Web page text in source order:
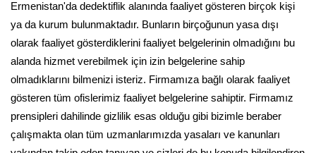
Ermenistan'da dedektiflik alanında faaliyet gösteren birçok kişi
ya da kurum bulunmaktadır. Bunların birçoğunun yasa dışı
olarak faaliyet gösterdiklerini faaliyet belgelerinin olmadığını bu
alanda hizmet verebilmek için izin belgelerine sahip
olmadıklarını bilmenizi isteriz. Firmamıza bağlı olarak faaliyet
gösteren tüm ofislerimiz faaliyet belgelerine sahiptir. Firmamız
prensipleri dahilinde gizlilik esas olduğu gibi bizimle beraber
çalışmakta olan tüm uzmanlarımızda yasaları ve kanunları